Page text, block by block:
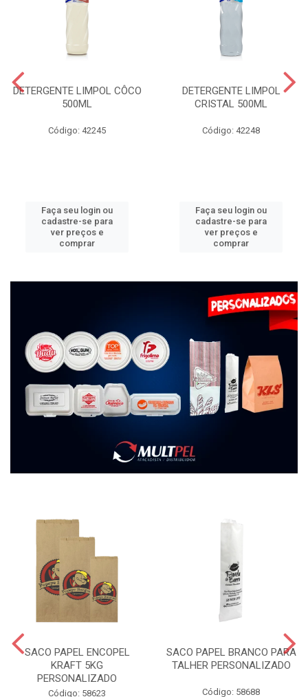
DETERGENTE LIMPOL CÔCO
500ML
Código: 42245
Faça seu login ou
cadastre-se para
ver preços e
comprar
DETERGENTE LIMPOL
CRISTAL 500ML
Código: 42248
Faça seu login ou
cadastre-se para
ver preços e
comprar
SACO PAPEL ENCOPEL
KRAFT 5KG
PERSONALIZADO
Código: 58623
SACO PAPEL BRANCO PARA
TALHER PERSONALIZADO
Código: 58688